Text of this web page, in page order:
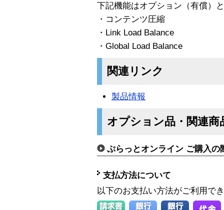
下記機能はオプション（有償）
・コンテンツ圧縮
・Link Load Balance
・Global Load Balance
関連リンク
製品情報
オプション品・関連商
ぷらっとオンライン ご購入の
支払方法について
以下のお支払い方法がご利用で